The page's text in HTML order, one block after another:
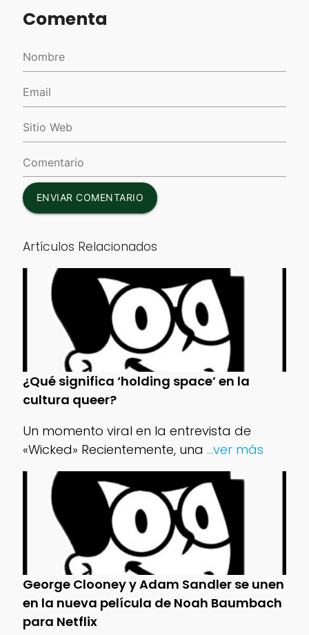
Comenta
ENVIAR COMENTARIO
Artículos Relacionados
¿Qué significa ‘holding space’ en la
cultura queer?
Un momento viral en la entrevista de
«Wicked» Recientemente, una ...ver más
George Clooney y Adam Sandler se unen
en la nueva película de Noah Baumbach
para Netflix